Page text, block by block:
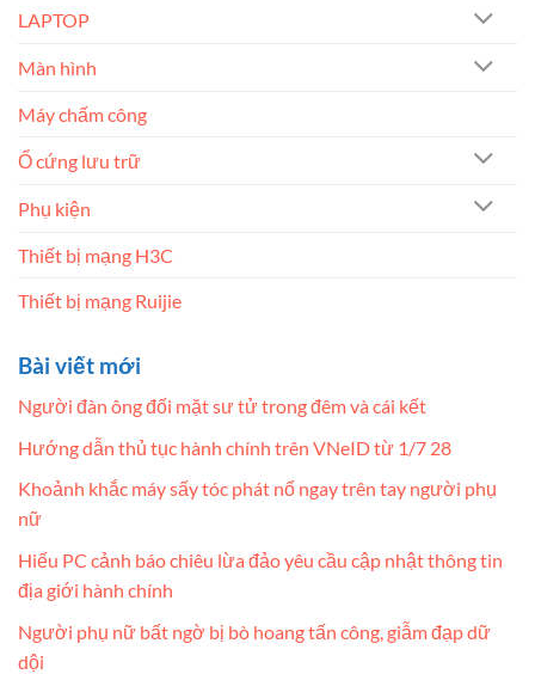
LAPTOP
Màn hình
Máy chấm công
Ổ cứng lưu trữ
Phụ kiện
Thiết bị mạng H3C
Thiết bị mạng Ruijie
Bài viết mới
Người đàn ông đối mặt sư tử trong đêm và cái kết
Hướng dẫn thủ tục hành chính trên VNeID từ 1/7 28
Khoảnh khắc máy sấy tóc phát nổ ngay trên tay người phụ
nữ
Hiếu PC cảnh báo chiêu lừa đảo yêu cầu cập nhật thông tin
địa giới hành chính
Người phụ nữ bất ngờ bị bò hoang tấn công, giẫm đạp dữ
dội